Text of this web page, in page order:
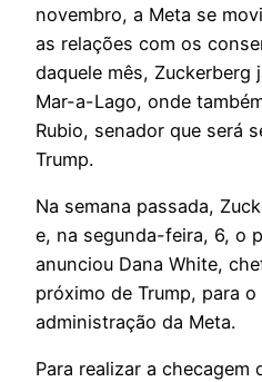
novembro, a Meta se
as relações com os
daquele mês, Zuckerberg
Mar-a-Lago, onde
Rubio, senador que será
Trump.
Na semana passada,
e, na segunda-feira, 6, o
anunciou Dana White,
próximo de Trump, para
administração da Meta.
Para realizar a checagem